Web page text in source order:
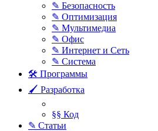
✎ Безопасность
✎ Оптимизация
✎ Мультимедиа
✎ Офис
✎ Интернет и Сеть
✎ Система
🛠 Программы
🖌 Разработка
§§ Код
✎ Статьи